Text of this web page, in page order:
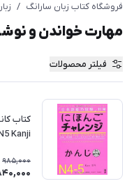
فروشگاه کتاب زبان سارانگ /
مهارت خواندن و
فیلتر محصولات
Kanji
985,000